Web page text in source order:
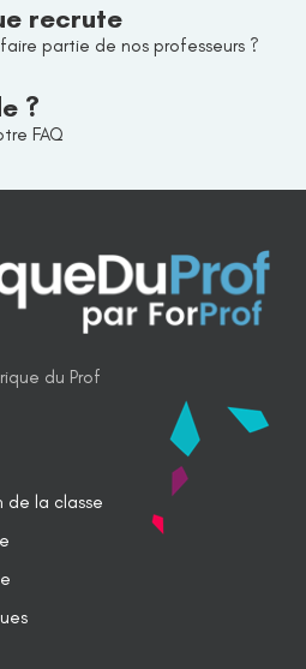
recrute
partie de nos professeurs ?
?
FAQ
du Prof
de la classe